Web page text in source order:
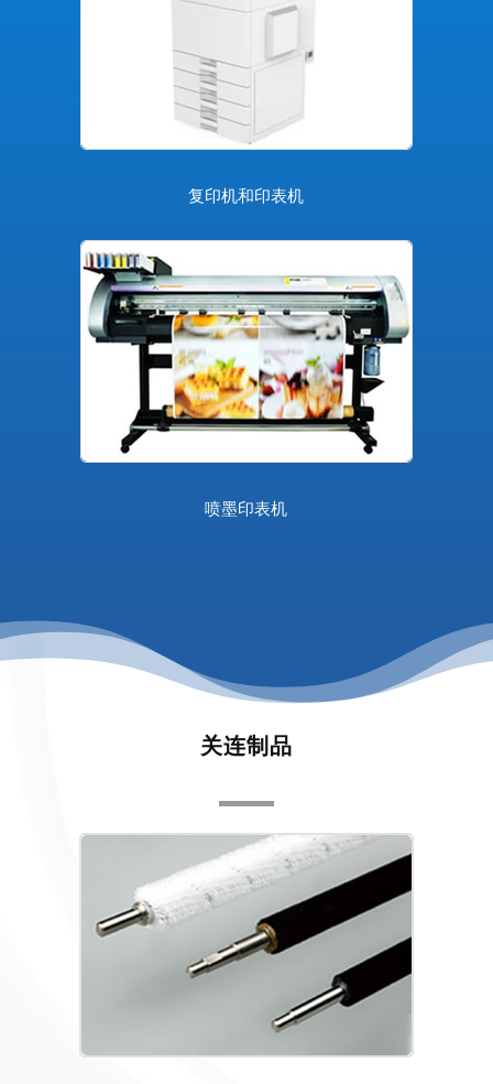
复印机和印表机
喷墨印表机
关连制品